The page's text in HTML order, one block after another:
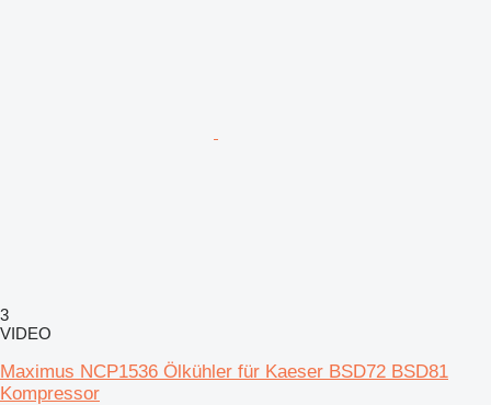
3
VIDEO
Maximus NCP1536 Ölkühler für Kaeser BSD72 BSD81
Kompressor